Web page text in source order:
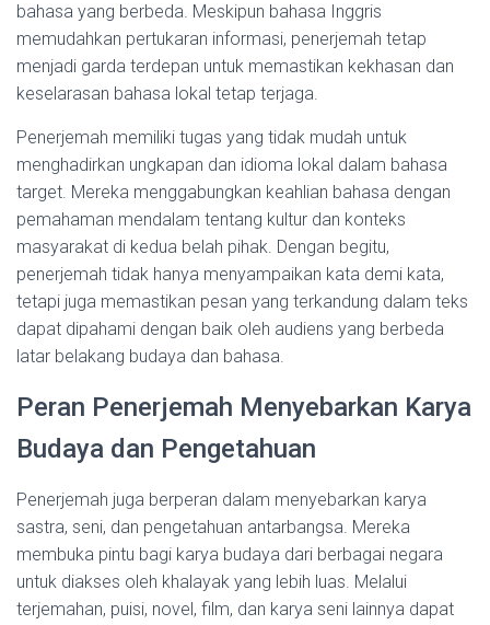
bahasa yang berbeda. Meskipun bahasa Inggris
memudahkan pertukaran informasi, penerjemah tetap
menjadi garda terdepan untuk memastikan kekhasan dan
keselarasan bahasa lokal tetap terjaga.
Penerjemah memiliki tugas yang tidak mudah untuk
menghadirkan ungkapan dan idioma lokal dalam bahasa
target. Mereka menggabungkan keahlian bahasa dengan
pemahaman mendalam tentang kultur dan konteks
masyarakat di kedua belah pihak. Dengan begitu,
penerjemah tidak hanya menyampaikan kata demi kata,
tetapi juga memastikan pesan yang terkandung dalam teks
dapat dipahami dengan baik oleh audiens yang berbeda
latar belakang budaya dan bahasa.
Peran Penerjemah Menyebarkan Karya
Budaya dan Pengetahuan
Penerjemah juga berperan dalam menyebarkan karya
sastra, seni, dan pengetahuan antarbangsa. Mereka
membuka pintu bagi karya budaya dari berbagai negara
untuk diakses oleh khalayak yang lebih luas. Melalui
terjemahan, puisi, novel, film, dan karya seni lainnya dapat